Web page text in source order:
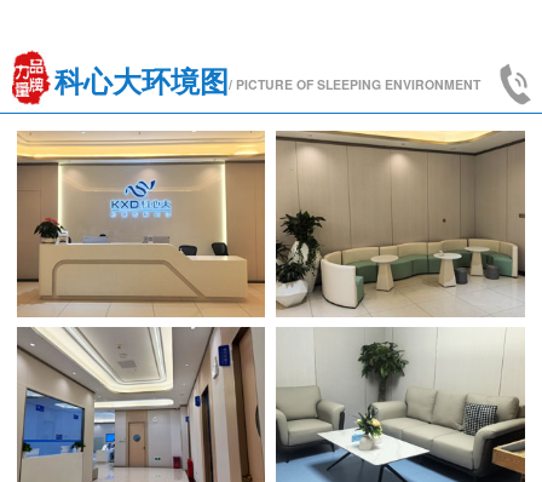
科心大环境图/ PICTURE OF SLEEPING ENVIRONMENT